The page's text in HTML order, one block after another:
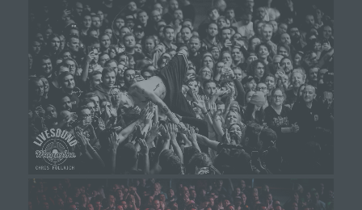
Internetseite korrekt auszuliefern, (2) die Inhalte
unserer Internetseite sowie die Werbung für diese
zu optimieren, (3) die dauerhafte
Funktionsfähigkeit unserer
informationstechnologischen Systeme und der
Technik unserer Internetseite zu gewährleisten
sowie (4) um Strafverfolgungsbehörden im Falle
eines Cyberangriffes die zur Strafverfolgung
notwendigen Informationen bereitzustellen. Diese
anonym erhobenen Daten und Informationen
werden durch uns daher einerseits statistisch und
ferner mit dem Ziel ausgewertet, den Datenschutz
und die Datensicherheit in unserem Unternehmen